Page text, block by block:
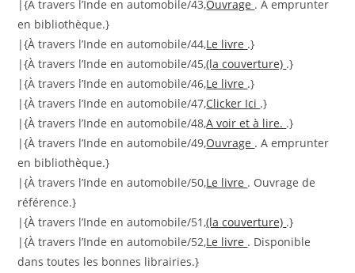
|{À travers l’Inde en automobile/43,Ouvrage . A emprunter
en bibliothèque.}
|{À travers l’Inde en automobile/44,Le livre .}
|{À travers l’Inde en automobile/45,(la couverture) .}
|{À travers l’Inde en automobile/46,Le livre .}
|{À travers l’Inde en automobile/47,Clicker Ici .}
|{À travers l’Inde en automobile/48,A voir et à lire. .}
|{À travers l’Inde en automobile/49,Ouvrage . A emprunter
en bibliothèque.}
|{À travers l’Inde en automobile/50,Le livre . Ouvrage de
référence.}
|{À travers l’Inde en automobile/51,(la couverture) .}
|{À travers l’Inde en automobile/52,Le livre . Disponible
dans toutes les bonnes librairies.}